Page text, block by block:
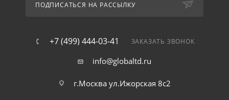
ПОДПИСАТЬСЯ НА РАССЫЛКУ
+7 (499) 444-03-41 ЗАКАЗАТЬ ЗВОНОК
info@globaltd.ru
г.Москва ул.Ижорская 8с2